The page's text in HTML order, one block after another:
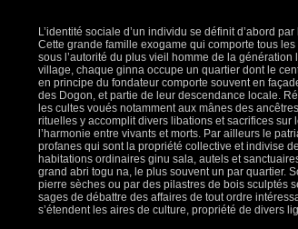
L’identité sociale d’un individu se définit d’abord
Cette grande famille exogame qui comporte tous
sous l’autorité du plus vieil homme de la
village, chaque ginna occupe un quartier dont le
en principe du fondateur comporte souvent en
des Dogon, et partie de leur descendance locale.
les cultes voués notamment aux mânes des
rituelles y accomplit divers libations et sacrifices
l’harmonie entre vivants et morts. Par ailleurs le
profanes qui sont la propriété collective et indivise
habitations ordinaires ginu sala, autels et
grand abri togu na, le plus souvent un par quartier.
pierre sèches ou par des pilastres de bois sculptés
sages de débattre des affaires de tout ordre
s’étendent les aires de culture, propriété de divers